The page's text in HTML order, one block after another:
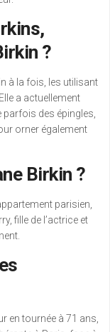
?
à la fois, les utilisant
a actuellement
des épingles,
orner également
Birkin ?
parisien,
fille de l’actrice et
en tournée à 71 ans,